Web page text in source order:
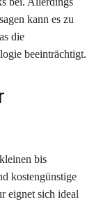
kann es zu
die
beeinträchtigt.
bis
kostengünstige
eignet sich ideal